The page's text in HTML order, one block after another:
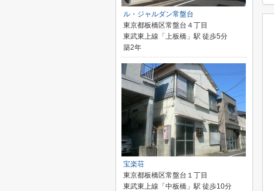
ル・ジャルダン常盤台
東京都板橋区常盤台４丁目
東武東上線「上板橋」駅 徒歩5分
築2年
宝楽荘
東京都板橋区常盤台１丁目
東武東上線「中板橋」駅 徒歩10分